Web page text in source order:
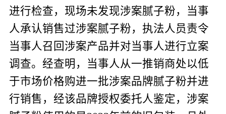
进行检查，现场未发现涉案腻子粉，当事
人承认销售过涉案腻子粉，执法人员责令
当事人召回涉案产品并对当事人进行立案
调查。经查明，当事人从一推销商处以低
于市场价格购进一批涉案品牌腻子粉并进
行销售，经该品牌授权委托人鉴定，涉案